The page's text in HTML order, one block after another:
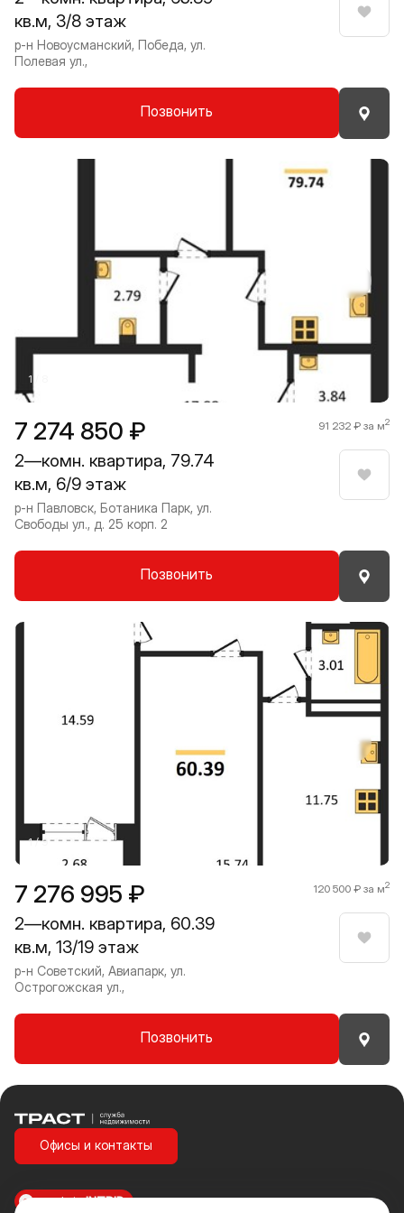
кв.м, 3/8 этаж
р-н Новоусманский, Победа, ул.
Полевая ул.,
Позвонить
7 274 850 ₽ 91 232 ₽ за м2
2—комн. квартира, 79.74
кв.м, 6/9 этаж
р-н Павловск, Ботаника Парк, ул.
Свободы ул., д. 25 корп. 2
Позвонить
1 / 8
Прокрутить влево
7 276 995 ₽ 120 500 ₽ за м2
2—комн. квартира, 60.39
кв.м, 13/19 этаж
р-н Советский, Авиапарк, ул.
Острогожская ул.,
Позвонить
1 / 9
Траст | Служба недвижимости
Офисы и контакты
made inINTRID